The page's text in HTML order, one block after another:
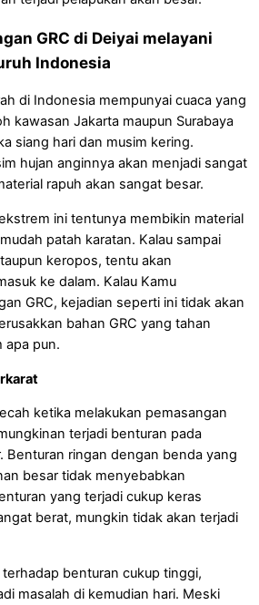
GRC di Deiyai melayani
Indonesia
di Indonesia mempunyai cuaca yang
kawasan Jakarta maupun Surabaya
siang hari dan musim kering.
hujan anginnya akan menjadi sangat
rapuh akan sangat besar.
ini tentunya membikin material
patah karatan. Kalau sampai
keropos, tentu akan
ke dalam. Kalau Kamu
GRC, kejadian seperti ini tidak akan
bahan GRC yang tahan
apa pun.
ketika melakukan pemasangan
terjadi benturan pada
Benturan ringan dengan benda yang
besar tidak menyebabkan
yang terjadi cukup keras
berat, mungkin tidak akan terjadi
benturan cukup tinggi,
masalah di kemudian hari. Meski